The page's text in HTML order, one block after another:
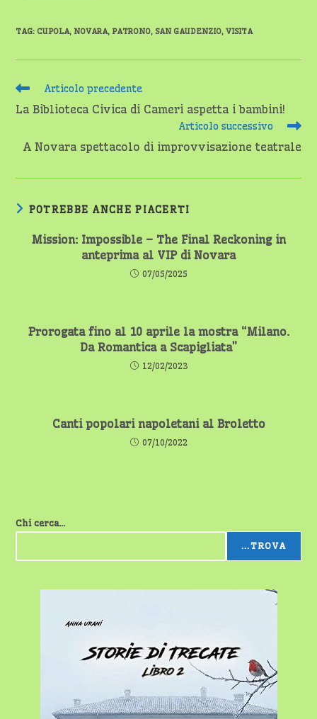
TAG: CUPOLA, NOVARA, PATRONO, SAN GAUDENZIO, VISITA
Leggi
articoli
Articolo precedente
La Biblioteca Civica di Cameri aspetta i bambini!
Articolo successivo
A Novara spettacolo di improvvisazione teatrale
POTREBBE ANCHE PIACERTI
Mission: Impossible – The Final Reckoning in
anteprima al VIP di Novara
07/05/2025
Prorogata fino al 10 aprile la mostra “Milano.
Da Romantica a Scapigliata”
12/02/2023
Canti popolari napoletani al Broletto
07/10/2022
Chi cerca...
...TROVA